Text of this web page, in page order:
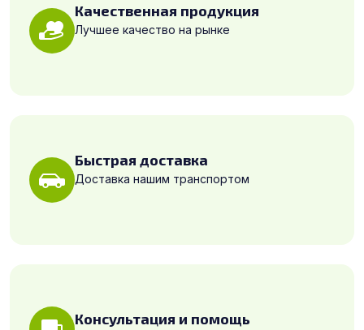
Качественная продукция
Лучшее качество на рынке
Быстрая доставка
Доставка нашим транспортом
Консультация и помощь